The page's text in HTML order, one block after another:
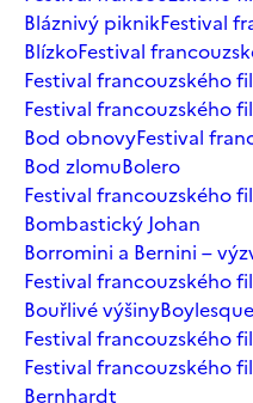
Bláznivý piknikFestival
BlízkoFestival
Festival francouzského
Festival francouzského
Bod obnovyFestival
Bod zlomuBolero
Festival francouzského
Bombastický Johan
Borromini a Bernini –
Festival francouzského
Bouřlivé výšinyBoylesque
Festival francouzského
Festival francouzského
Bernhardt